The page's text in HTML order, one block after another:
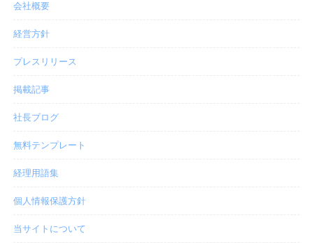
会社概要
経営方針
プレスリリース
掲載記事
社長ブログ
無料テンプレート
経理用語集
個人情報保護方針
当サイトについて